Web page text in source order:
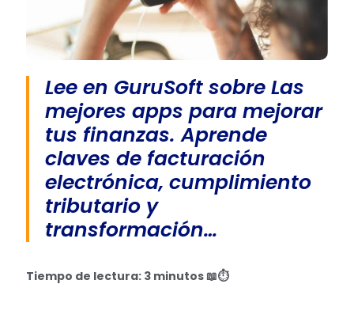
Lee en GuruSoft sobre Las
mejores apps para mejorar
tus finanzas. Aprende
claves de facturación
electrónica, cumplimiento
tributario y
transformación…
Tiempo de lectura: 3 minutos 📖⏱️